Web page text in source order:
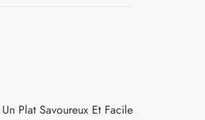
Plat Savoureux Et Facile